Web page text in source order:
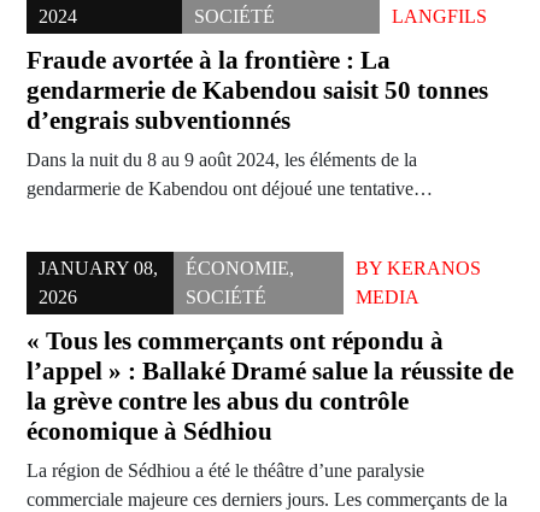
2024
SOCIÉTÉ
LANGFILS
Fraude avortée à la frontière : La
gendarmerie de Kabendou saisit 50 tonnes
d’engrais subventionnés
Dans la nuit du 8 au 9 août 2024, les éléments de la
gendarmerie de Kabendou ont déjoué une tentative…
JANUARY 08,
2026
ÉCONOMIE,
SOCIÉTÉ
BY KERANOS
MEDIA
« Tous les commerçants ont répondu à
l’appel » : Ballaké Dramé salue la réussite de
la grève contre les abus du contrôle
économique à Sédhiou
La région de Sédhiou a été le théâtre d’une paralysie
commerciale majeure ces derniers jours. Les commerçants de la